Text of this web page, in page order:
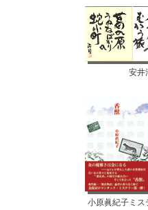
安井
小原眞紀子ミス